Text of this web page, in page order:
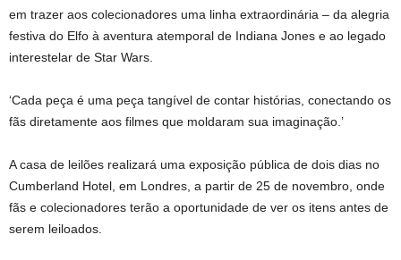
em trazer aos colecionadores uma linha extraordinária – da alegria
festiva do Elfo à aventura atemporal de Indiana Jones e ao legado
interestelar de Star Wars.
‘Cada peça é uma peça tangível de contar histórias, conectando os
fãs diretamente aos filmes que moldaram sua imaginação.’
A casa de leilões realizará uma exposição pública de dois dias no
Cumberland Hotel, em Londres, a partir de 25 de novembro, onde
fãs e colecionadores terão a oportunidade de ver os itens antes de
serem leiloados.